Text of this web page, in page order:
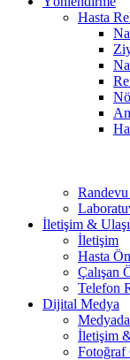
Hasta
İletişim &
İletişim
Hasta
Çalışan
Telefon
Dijital Medya
İletişim
Fotoğraf